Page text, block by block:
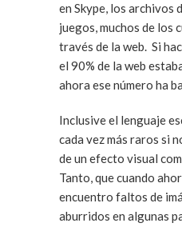
en Skype, los archivos
juegos, muchos de los
través de la web. Si
el 90% de la web
ahora ese número ha
Inclusive el lenguaje
cada vez más raros si
de un efecto visual
Tanto, que cuando
encuentro faltos de
aburridos en algunas